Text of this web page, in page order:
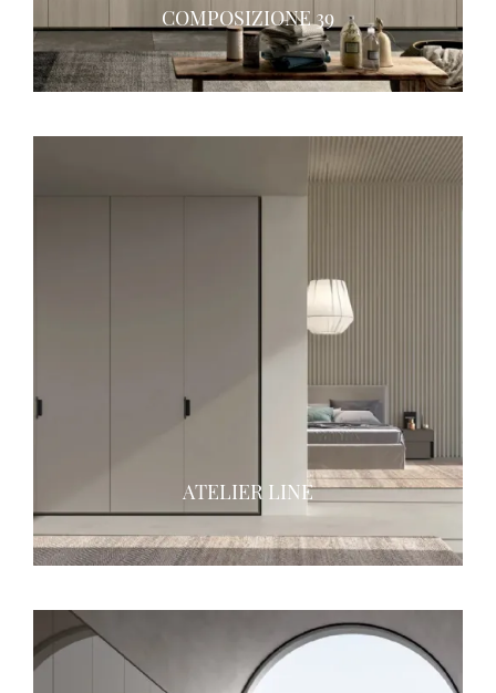
COMPOSIZIONE 39
ATELIER LINE